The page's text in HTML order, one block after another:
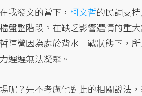
我發文的當下， 柯文哲的民調支
盤整階段。在缺乏影響選情的重
陣營因為處於背水一戰狀態下，
遲遲無法凝聚。
呢？先不考慮他對此的相關說法